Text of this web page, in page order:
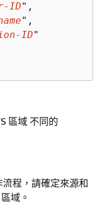
ID",
",
ID"
區域 不同的
程，請確定來源和
域。